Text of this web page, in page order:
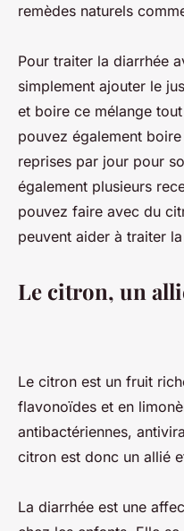
remèdes naturels
Pour traiter la diarrhée
simplement ajouter le
et boire ce mélange
pouvez également
reprises par jour pour
également plusieurs
pouvez faire avec du
peuvent aider à traiter
Le citron, un
Le citron est un fruit
flavonoïdes et en
antibactériennes,
citron est donc un allié
La diarrhée est une